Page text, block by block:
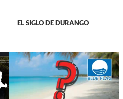
EL SIGLO DE DURANGO